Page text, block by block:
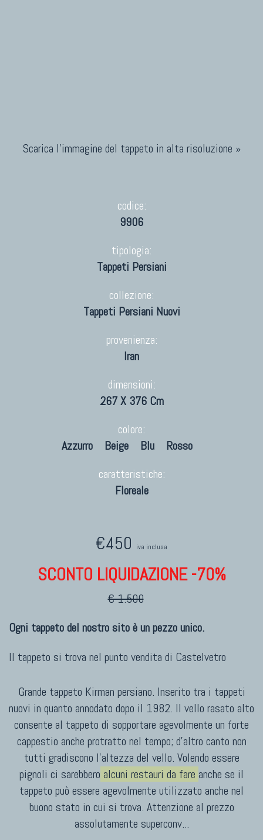
Scarica l'immagine del tappeto in alta risoluzione »
codice:
9906
tipologia:
Tappeti Persiani
collezione:
Tappeti Persiani Nuovi
provenienza:
Iran
dimensioni:
267 X 376 Cm
colore:
Azzurro
Beige Blu
Rosso
caratteristiche:
Floreale
€450 iva inclusa
SCONTO LIQUIDAZIONE -70%
€ 1.500
Ogni tappeto del nostro sito è un pezzo unico.
Il tappeto si trova nel punto vendita di Castelvetro
Grande tappeto Kirman persiano. Inserito tra i tappeti
nuovi in quanto annodato dopo il 1982. Il vello rasato alto
consente al tappeto di sopportare agevolmente un forte
cappestio anche protratto nel tempo; d'altro canto non
tutti gradiscono l'altezza del vello. Volendo essere
pignoli ci sarebbero alcuni restauri da fare anche se il
tappeto può essere agevolmente utilizzato anche nel
buono stato in cui si trova. Attenzione al prezzo
assolutamente superconv...